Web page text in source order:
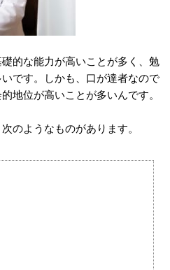
的な能力が高いことが多く、勉
です。しかも、口が達者なので
地位が高いことが多いんです。
のようなものがあります。